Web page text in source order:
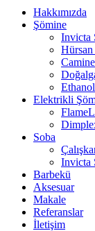
Hakkımızda
Şömine
Invicta
Elektrikli
Soba
Invicta
Barbekü
Aksesuar
Makale
Referanslar
İletişim